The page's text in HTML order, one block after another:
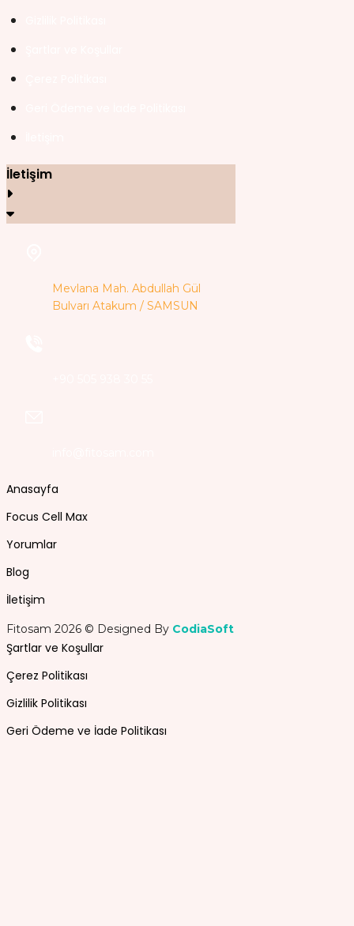
İletişim
Mevlana Mah. Abdullah Gül
Bulvarı Atakum / SAMSUN
Anasayfa
Focus Cell Max
Yorumlar
Blog
İletişim
Fitosam 2026 © Designed By CodiaSoft
Şartlar ve Koşullar
Çerez Politikası
Gizlilik Politikası
Geri Ödeme ve İade Politikası